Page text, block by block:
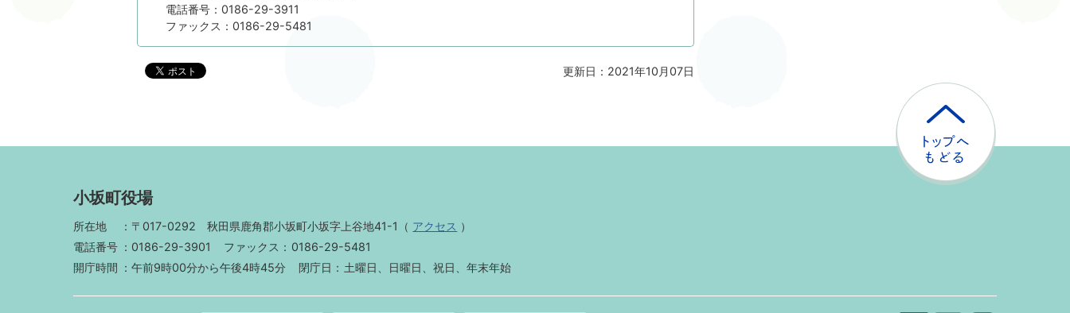
電話番号：0186-29-3911
ファックス：0186-29-5481
更新日：2021年10月07日
戻
小坂町役場
所在地 〒017-0292秋田県鹿角郡小坂町小坂字上谷地41-1 （ アクセス ）
電話番号
0186-29-3901 ファックス
0186-29-5481
開庁時間
午前9時00分から午後4時45分 閉庁日 土曜日、日曜日、祝日、年末年始